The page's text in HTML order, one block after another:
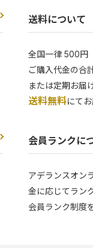
送料について
全国一律 500円
ご購入代金の合
または定期お届
送料無料にてお
会員ランクに
アデランスオン
金に応じてラン
会員ランク制度